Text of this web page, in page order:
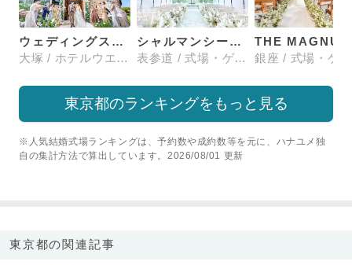
ウェディングスホテル・ベルクラシック東京
大塚 / ホテルウエディング
シャルマンシーナTOKYO
表参道 / 式場・ゲストハウス
東京都のランキングをもっと見る
※人気結婚式場ランキングは、予約数や成約数等を元に、ハナユメ独
自の集計方法で算出しています。2026/08/01 更新
東京都の関連記事